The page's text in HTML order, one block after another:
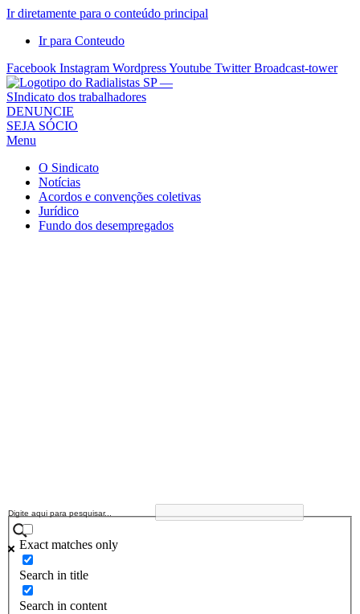
Ir diretamente para o conteúdo principal
Ir para Conteudo
Facebook Instagram WordpressYoutube Twitter Broadcast-tower
Sindicato
dos
Radialistas
São
Paulo
Sindicato
DENUNCIE
SEJA SÓCIO
Menu
O Sindicato
Notícias
Acordos e convenções coletivas
Jurídico
Fundo dos desempregados
Exact matches only
Search in title
Search in content